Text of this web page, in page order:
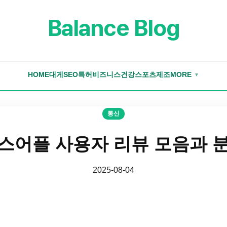
Balance Blog
HOME대게 SEO특허 비즈니스건강스포츠제조MORE ▼
통신
어플 사용자 리뷰 모음과
2025-08-04